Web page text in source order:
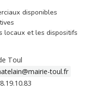
disponibles
locaux et les dispositifs
Toul
toul.fr